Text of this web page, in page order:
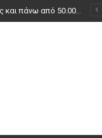
δείτε βίντεο